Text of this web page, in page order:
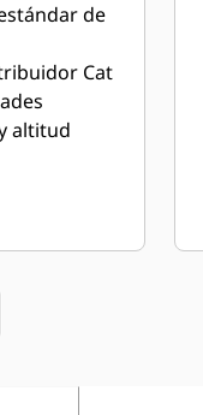
de
Cat
altitud